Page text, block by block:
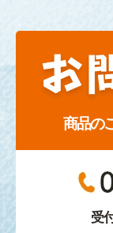
商品の
受